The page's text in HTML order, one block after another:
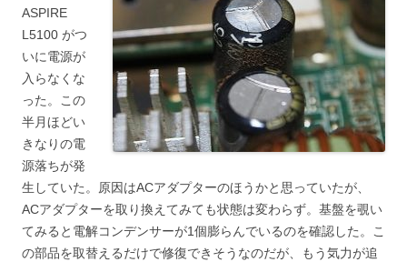
ASPIRE
L5100 がつ
いに電源が
入らなくな
った。この
半月ほどい
きなりの電
源落ちが発
生していた。原因はACアダプターのほうかと思っていたが、
ACアダプターを取り換えてみても状態は変わらず。基盤を覗い
てみると電解コンデンサーが1個膨らんでいるのを確認した。こ
の部品を取替えるだけで修復できそうなのだが、もう気力が追